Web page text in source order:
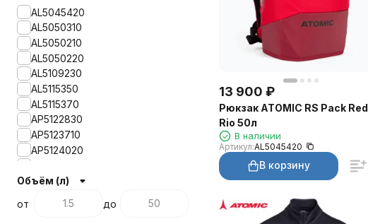
13 900 ₽
Рюкзак ATOMIC RS Pack Red
Rio 50л
В наличии
Артикул:AL5045420
В корзину
AL5045420
AL5050310
AL5050210
AL5050220
AL5109230
AL5115350
AL5115370
AP5122830
AP5123710
AP5124020
AL5109260
AL5115390
Объём (л)
от
до